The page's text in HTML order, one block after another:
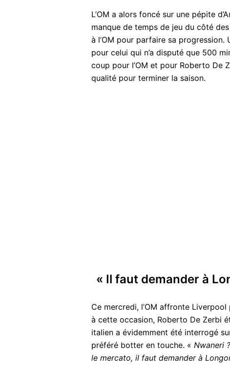
L’OM a alors foncé sur une pépite
manque de temps de jeu du côté
à l’OM pour parfaire sa
pour celui qui n’a disputé que 500
coup pour l’OM et pour Roberto De
qualité pour terminer la saison.
« Il faut demander à
Ce mercredi, l’OM affronte
à cette occasion, Roberto De Zerbi
italien a évidemment été interrogé
préféré botter en touche. « Nwaneri
le mercato, il faut demander à